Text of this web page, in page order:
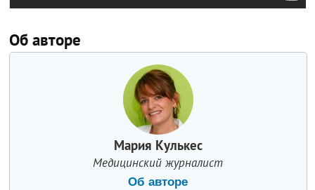
Об авторе
Мария Кулькес
Медицинский журналист
Об авторе